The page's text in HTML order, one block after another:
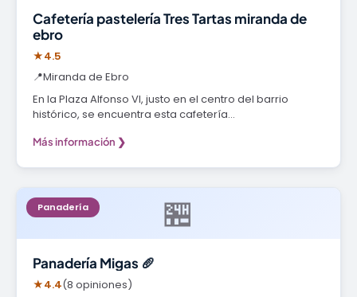
Cafetería pastelería Tres Tartas miranda de
ebro
★4.5
📍Miranda de Ebro
En la Plaza Alfonso VI, justo en el centro del barrio
histórico, se encuentra esta cafetería…
Más información ❯
🏪
Panadería
Panadería Migas 🥖
★4.4(8 opiniones)